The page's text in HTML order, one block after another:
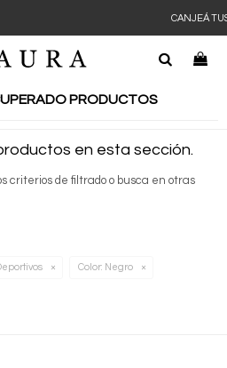
CANJEÁ TUS MILLAS ITAÚACÁ
PRODUCTOS
en esta sección.
criterios de filtrado o busca en otras
Color: Negro